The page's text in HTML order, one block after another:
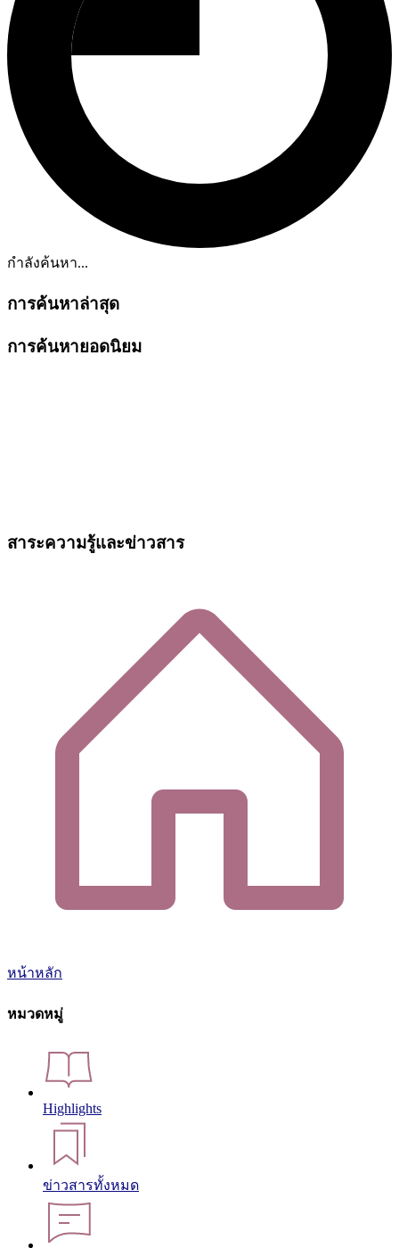
กำลังค้นหา...
การค้นหาล่าสุด
การค้นหายอดนิยม
สาระความรู้และข่าวสาร
หน้าหลัก
หมวดหมู่
Highlights
ข่าวสารทั้งหมด